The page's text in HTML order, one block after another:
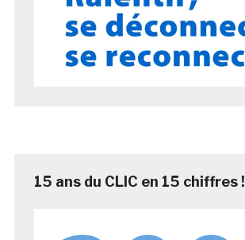
15 ans du CLIC en 15 chiffres !